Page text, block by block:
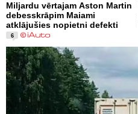
Miljardu vērtajam Aston Martin
debesskrāpim Maiami
atklājušies nopietni defekti
6